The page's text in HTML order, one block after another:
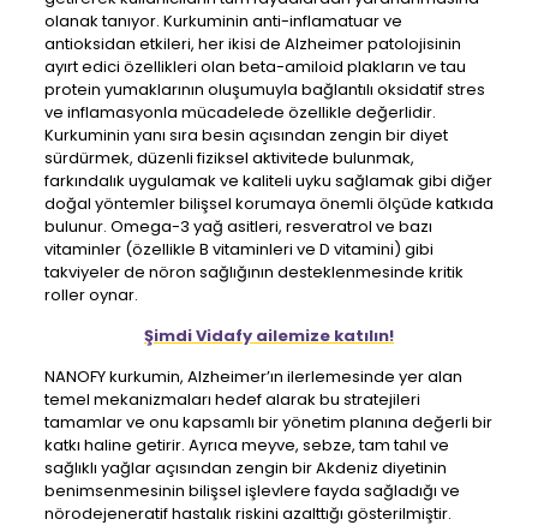
olanak tanıyor. Kurkuminin anti-inflamatuar ve
antioksidan etkileri, her ikisi de Alzheimer patolojisinin
ayırt edici özellikleri olan beta-amiloid plakların ve tau
protein yumaklarının oluşumuyla bağlantılı oksidatif stres
ve inflamasyonla mücadelede özellikle değerlidir.
Kurkuminin yanı sıra besin açısından zengin bir diyet
sürdürmek, düzenli fiziksel aktivitede bulunmak,
farkındalık uygulamak ve kaliteli uyku sağlamak gibi diğer
doğal yöntemler bilişsel korumaya önemli ölçüde katkıda
bulunur. Omega-3 yağ asitleri, resveratrol ve bazı
vitaminler (özellikle B vitaminleri ve D vitamini) gibi
takviyeler de nöron sağlığının desteklenmesinde kritik
roller oynar.
Şimdi Vidafy ailemize katılın!
NANOFY kurkumin, Alzheimer’ın ilerlemesinde yer alan
temel mekanizmaları hedef alarak bu stratejileri
tamamlar ve onu kapsamlı bir yönetim planına değerli bir
katkı haline getirir. Ayrıca meyve, sebze, tam tahıl ve
sağlıklı yağlar açısından zengin bir Akdeniz diyetinin
benimsenmesinin bilişsel işlevlere fayda sağladığı ve
nörodejeneratif hastalık riskini azalttığı gösterilmiştir.